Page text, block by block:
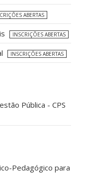
ABERTAS
INSCRIÇÕES ABERTAS
INSCRIÇÕES ABERTAS
Pública - CPS
Pedagógico para